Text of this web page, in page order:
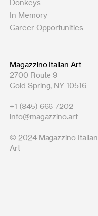
Donkeys
In Memory
Career Opportunities
Magazzino Italian Art
2700 Route 9
Cold Spring, NY 10516
+1 (845) 666-7202
info@magazzino.art
© 2024 Magazzino Italian
Art